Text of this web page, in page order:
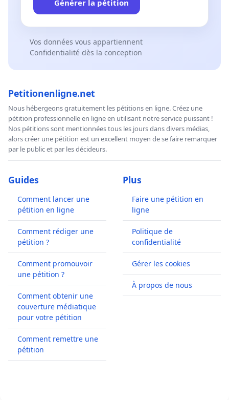
Générer la pétition
Vos données vous appartiennent
Confidentialité dès la conception
Petitionenligne.net
Nous hébergeons gratuitement les pétitions en ligne. Créez une
pétition professionnelle en ligne en utilisant notre service puissant !
Nos pétitions sont mentionnées tous les jours dans divers médias,
alors créer une pétition est un excellent moyen de se faire remarquer
par le public et par les décideurs.
Guides
Comment lancer une
pétition en ligne
Comment rédiger une
pétition ?
Comment promouvoir
une pétition ?
Comment obtenir une
couverture médiatique
pour votre pétition
Comment remettre une
pétition
Plus
Faire une pétition en
ligne
Politique de
confidentialité
Gérer les cookies
À propos de nous